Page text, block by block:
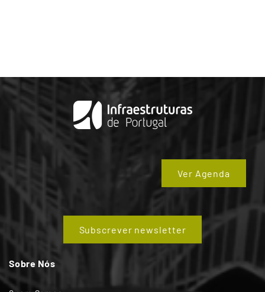
Ver Agenda
Subscrever newsletter
Sobre Nós